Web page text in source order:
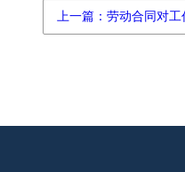
上一篇：劳动合同对